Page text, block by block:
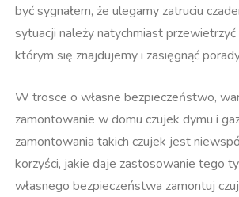
być sygnałem, że ulegamy zatruciu
sytuacji należy natychmiast
którym się znajdujemy i zasięgnąć
W trosce o własne bezpieczeństwo,
zamontowanie w domu czujek dymu i
zamontowania takich czujek jest
korzyści, jakie daje zastosowanie tego
własnego bezpieczeństwa zamontuj